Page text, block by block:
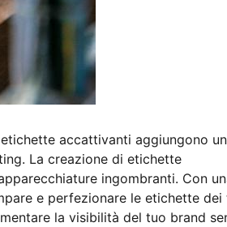
accattivanti aggiungono un
La creazione di etichette
ingombranti. Con
e perfezionare le etichette dei
la visibilità del tuo brand